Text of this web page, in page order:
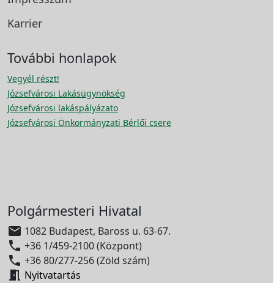
Karrier
További honlapok
Vegyél részt!
Józsefvárosi Lakásügynökség
Józsefvárosi lakáspályázato
Józsefvárosi Önkormányzati Bérlői csere
Polgármesteri Hivatal
 1082 Budapest, Baross u. 63-67.
 +36 1/459-2100 (Központ)
 +36 80/277-256 (Zöld szám)
 Nyitvatartás